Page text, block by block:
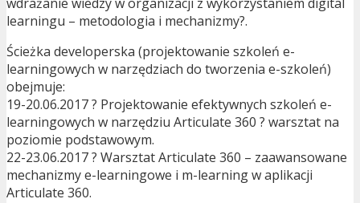
wdrażanie wiedzy w organizacji z wykorzystaniem digital
learningu – metodologia i mechanizmy?.
Ścieżka developerska (projektowanie szkoleń e-
learningowych w narzędziach do tworzenia e-szkoleń)
obejmuje:
19-20.06.2017 ? Projektowanie efektywnych szkoleń e-
learningowych w narzędziu Articulate 360 ? warsztat na
poziomie podstawowym.
22-23.06.2017 ? Warsztat Articulate 360 – zaawansowane
mechanizmy e-learningowe i m-learning w aplikacji
Articulate 360.